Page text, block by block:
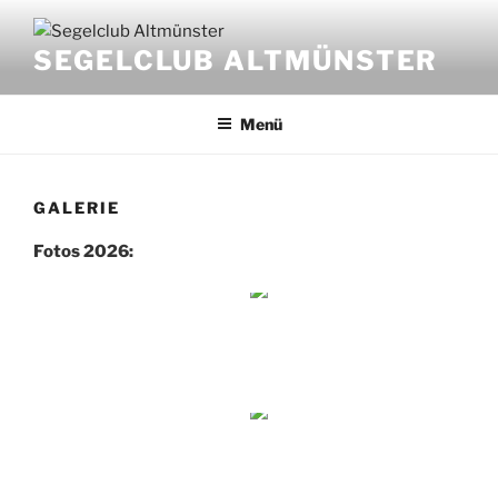
Inhalt
springenSEGELCLUB ALTMÜNSTER
Menü
GALERIE
Fotos 2026: